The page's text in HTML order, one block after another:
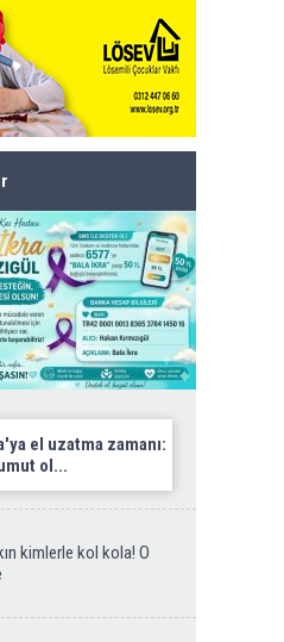
el uzatma zamanı:
ol...
kimlerle kol kola! O